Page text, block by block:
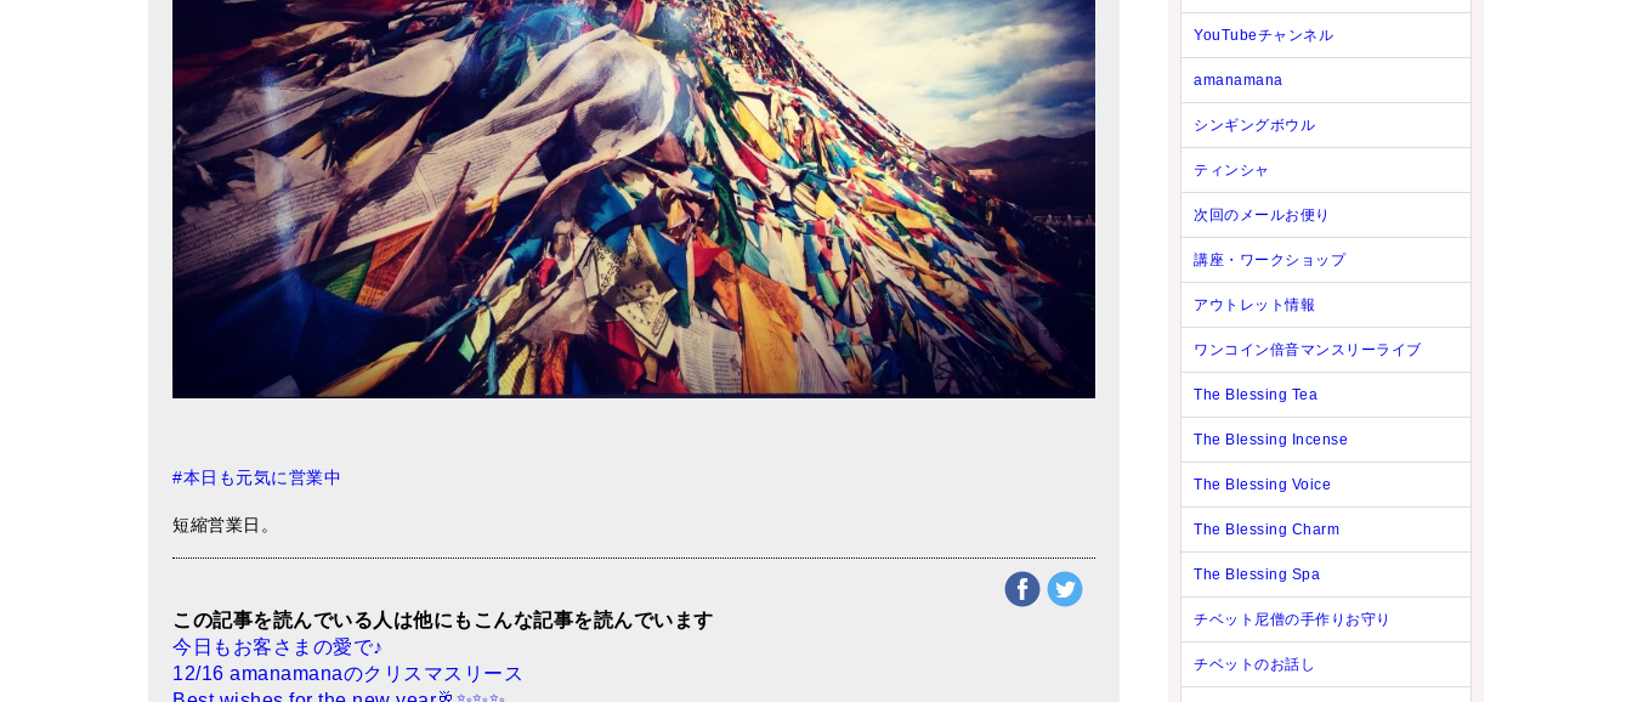
#本日も元気に営業中
短縮営業日。
この記事を読んでいる人は他にもこんな記事を読んでいます
今日もお客さまの愛で♪
12/16 amanamanaのクリスマスリース
YouTubeチャンネル
amanamana
シンギングボウル
ティンシャ
次回のメールお便り
講座・ワークショップ
アウトレット情報
ワンコイン倍音マンスリーライブ
The Blessing Tea
The Blessing Incense
The Blessing Voice
The Blessing Charm
The Blessing Spa
チベット尼僧の手作りお守り
チベットのお話し